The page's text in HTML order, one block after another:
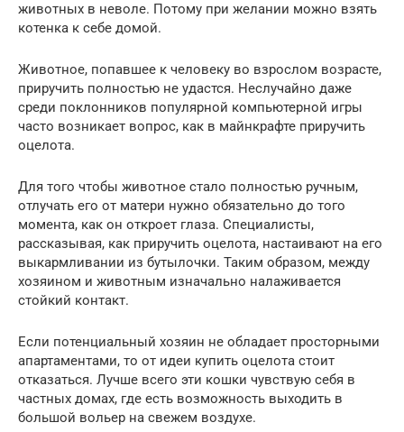
животных в неволе. Потому при желании можно взять
котенка к себе домой.
Животное, попавшее к человеку во взрослом возрасте,
приручить полностью не удастся. Неслучайно даже
среди поклонников популярной компьютерной игры
часто возникает вопрос, как в майнкрафте приручить
оцелота.
Для того чтобы животное стало полностью ручным,
отлучать его от матери нужно обязательно до того
момента, как он откроет глаза. Специалисты,
рассказывая, как приручить оцелота, настаивают на его
выкармливании из бутылочки. Таким образом, между
хозяином и животным изначально налаживается
стойкий контакт.
Если потенциальный хозяин не обладает просторными
апартаментами, то от идеи купить оцелота стоит
отказаться. Лучше всего эти кошки чувствую себя в
частных домах, где есть возможность выходить в
большой вольер на свежем воздухе.